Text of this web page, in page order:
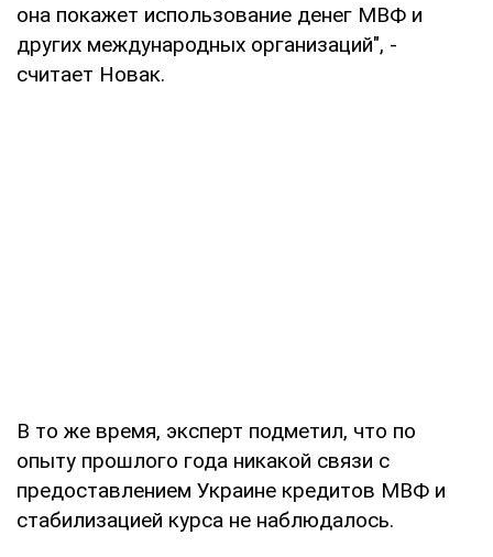
она покажет использование денег МВФ и
других международных организаций", -
считает Новак.
В то же время, эксперт подметил, что по
опыту прошлого года никакой связи с
предоставлением Украине кредитов МВФ и
стабилизацией курса не наблюдалось.